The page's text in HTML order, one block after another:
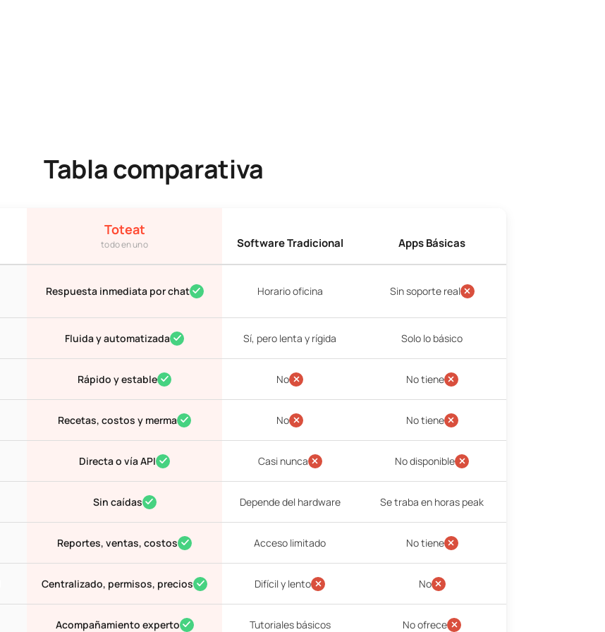
Tabla comparativa
Toteat
todo en uno Software Tradicional Apps Básicas
Respuesta inmediata por chat Horario oficina Sin soporte real
Fluida y automatizada Sí, pero lenta y rígida Solo lo básico
Rápido y estable No No tiene
Recetas, costos y merma No No tiene
Directa o vía API Casi nunca No disponible
Sin caídas Depende del hardware Se traba en horas peak
Reportes, ventas, costos Acceso limitado No tiene
Centralizado, permisos, precios Difícil y lento No
Acompañamiento experto Tutoriales básicos No ofrece